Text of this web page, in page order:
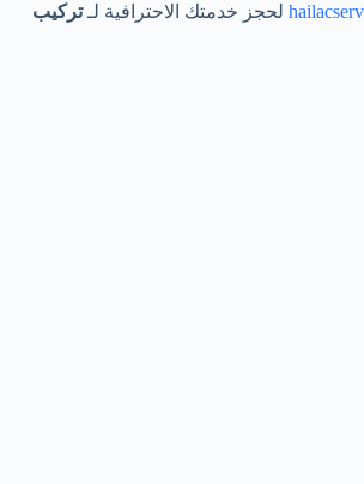
لحجز خدمتك الاحترافية لـتركيب